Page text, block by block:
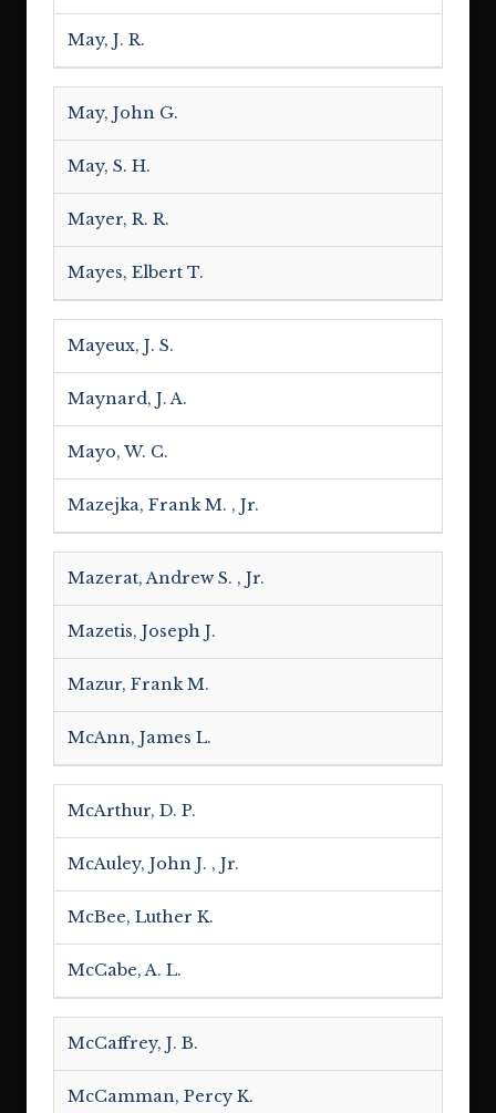
May, J. R.
May, John G.
May, S. H.
Mayer, R. R.
Mayes, Elbert T.
Mayeux, J. S.
Maynard, J. A.
Mayo, W. C.
Mazejka, Frank M. , Jr.
Mazerat, Andrew S. , Jr.
Mazetis, Joseph J.
Mazur, Frank M.
McAnn, James L.
McArthur, D. P.
McAuley, John J. , Jr.
McBee, Luther K.
McCabe, A. L.
McCaffrey, J. B.
McCamman, Percy K.